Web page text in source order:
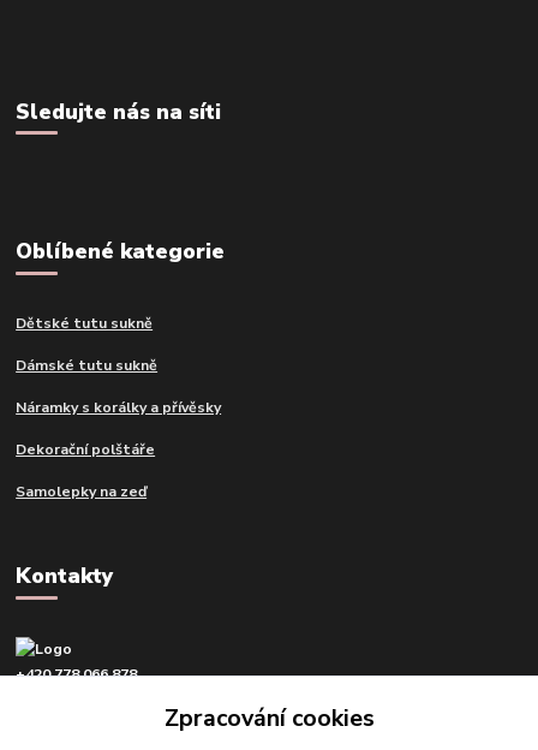
Sledujte nás na síti
Oblíbené kategorie
Dětské tutu sukně
Dámské tutu sukně
Náramky s korálky a přívěsky
Dekorační polštáře
Samolepky na zeď
Kontakty
+420 778 066 878
Zpracování cookies